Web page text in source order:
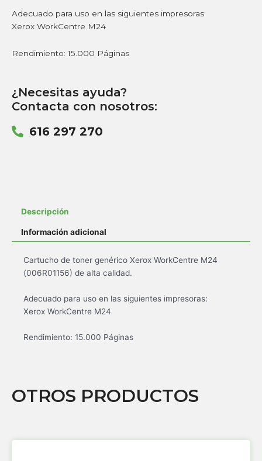
Adecuado para uso en las siguientes impresoras:
Xerox WorkCentre M24
Rendimiento: 15.000 Páginas
¿Necesitas ayuda?
Contacta con nosotros:
616 297 270
Descripción
Información adicional
Cartucho de toner genérico Xerox WorkCentre M24
(006R01156) de alta calidad.
Adecuado para uso en las siguientes impresoras:
Xerox WorkCentre M24
Rendimiento: 15.000 Páginas
OTROS PRODUCTOS